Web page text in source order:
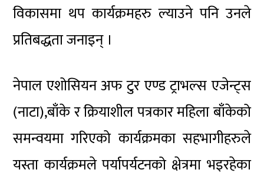
विकासमा थपकार्यक्रमहरु ल्याउने पनि उनले
प्रतिबद्धता जनाइन् ।
नेपालएशोसियनअफ टुर एण्ड ट्राभल्सएजेन्ट्स
(नाटा),बाँकेर क्रियाशील पत्रकार महिला बाँकेको
समन्वयमागरिएकोकार्यक्रमकासहभागीहरुले
यस्ता कार्यक्रमले पर्यापर्यटनको क्षेत्रमा भइरहेका